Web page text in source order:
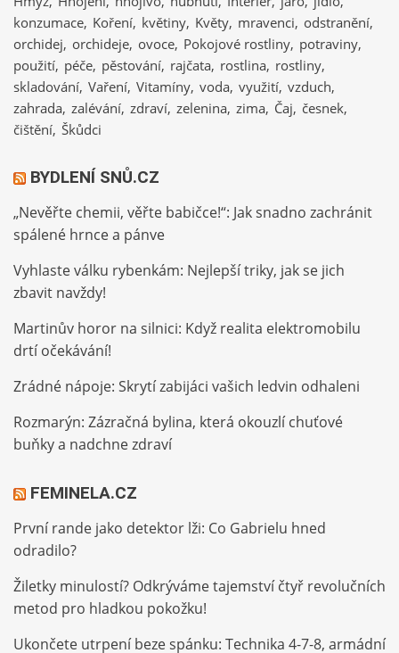
konzumace Koření květiny Květy mravenci odstranění
orchidej orchideje ovoce Pokojové rostliny potraviny
použití péče pěstování rajčata rostlina rostliny
skladování Vaření Vitamíny voda využití vzduch
zahrada zalévání zdraví zelenina zima Čaj česnek
čištění Škůdci
BYDLENÍ SNŮ.CZ
„Nevěřte chemii, věřte babičce!“: Jak snadno zachránit
spálené hrnce a pánve
Vyhlaste válku rybenkám: Nejlepší triky, jak se jich
zbavit navždy!
Martinův horor na silnici: Když realita elektromobilu
drtí očekávání!
Zrádné nápoje: Skrytí zabijáci vašich ledvin odhaleni
Rozmarýn: Zázračná bylina, která okouzlí chuťové
buňky a nadchne zdraví
FEMINELA.CZ
První rande jako detektor lži: Co Gabrielu hned
odradilo?
Žiletky minulostí? Odkrýváme tajemství čtyř revolučních
metod pro hladkou pokožku!
Ukončete utrpení beze spánku: Technika 4-7-8, armádní